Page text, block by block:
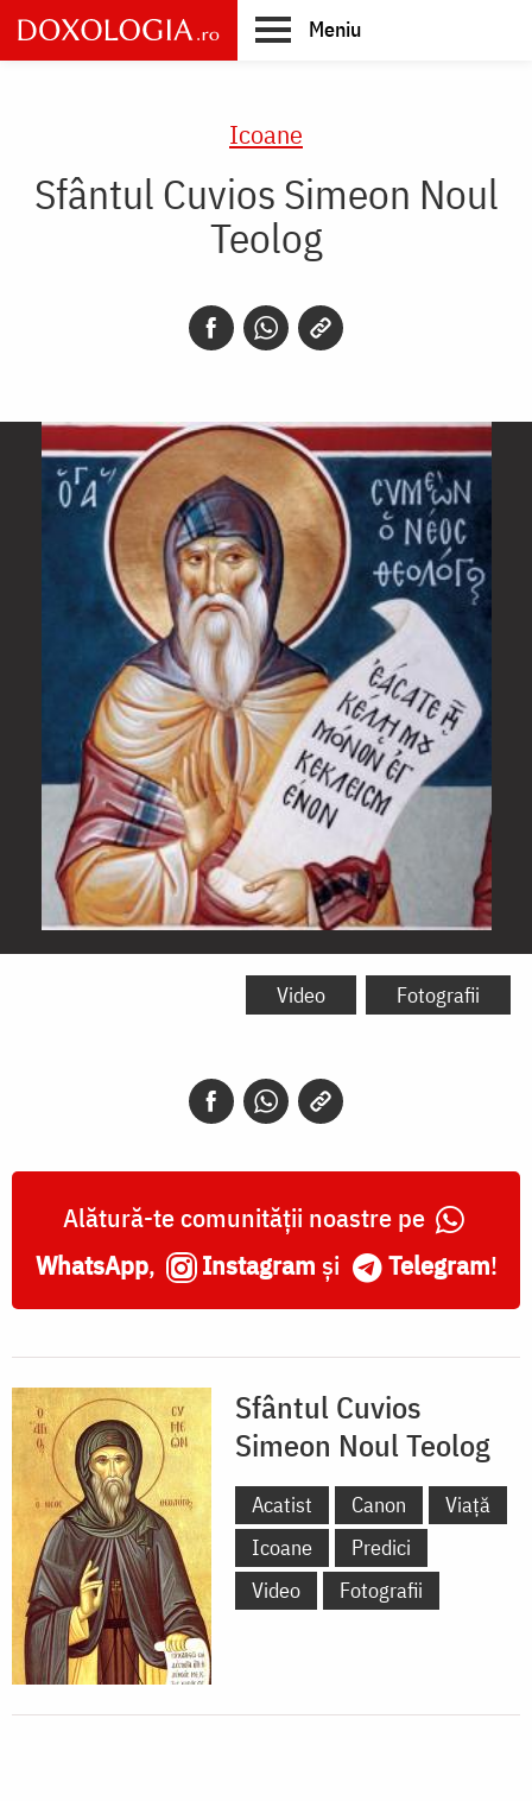
Skip
to
main
Meniu
Icoane
Sfântul Cuvios Simeon Noul
Teolog
Sfântul
Video Fotografii
Alătură-te comunității noastre pe
WhatsApp, Instagram și Telegram!
Sfântul Cuvios
Simeon Noul Teolog
Acatist Canon
Viață
Icoane
Predici
Video
Fotografii